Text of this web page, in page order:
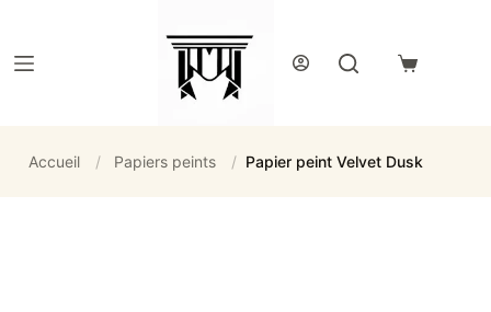
Panier
Accueil / Papiers peints / Papier peint Velvet Dusk